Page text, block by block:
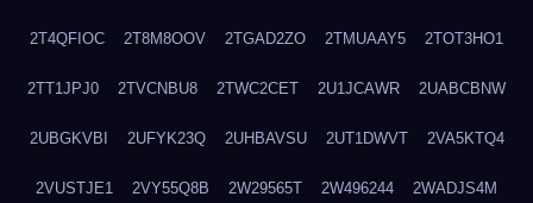
2T4QFIOC 2T8M8OOV 2TGAD2ZO 2TMUAAY5 2TOT3HO1
2TT1JPJ0 2TVCNBU8 2TWC2CET 2U1JCAWR 2UABCBNW
2UBGKVBI 2UFYK23Q 2UHBAVSU 2UT1DWVT 2VA5KTQ4
2VUSTJE1 2VY55Q8B 2W29565T 2W496244 2WADJS4M